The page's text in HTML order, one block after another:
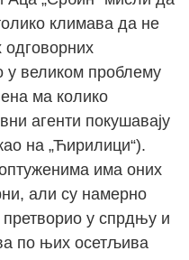
климава да не
одговорних
у великом проблему
ма колико
агенти покушавају
на „Ћирилици“).
има оних
али су намерно
у спрдњу и
по њих осетљива